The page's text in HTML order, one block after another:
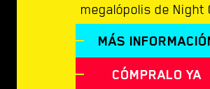
megalópolis de Night
MÁS
CÓMPRALO YA